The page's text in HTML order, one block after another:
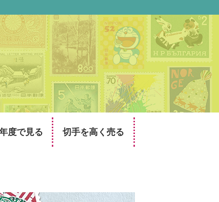
度で見る 切手を高く売る